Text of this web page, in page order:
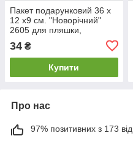
Пакет подарунковий 36 х
12 х9 см. "Новорічний"
2605 для пляшки,
34 ₴
Купити
Про нас
97% позитивних з 173